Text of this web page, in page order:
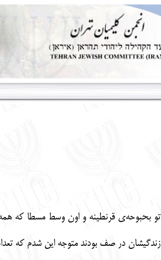
تو بحبوحه‌ی قرنطینه و اون وسط مسطا که
زندگیشان در صف بودند متوجه این شدم که